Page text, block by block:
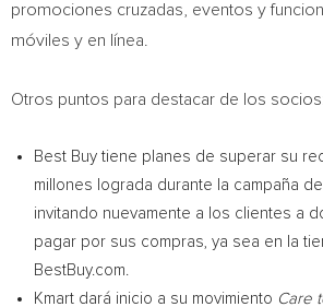
promociones cruzadas, eventos y
móviles y en línea.
Otros puntos para destacar de los
Best Buy tiene planes de superar su
millones lograda durante la campaña
invitando nuevamente a los clientes a
pagar por sus compras, ya sea en la
BestBuy.com.
Kmart dará inicio a su movimiento Care